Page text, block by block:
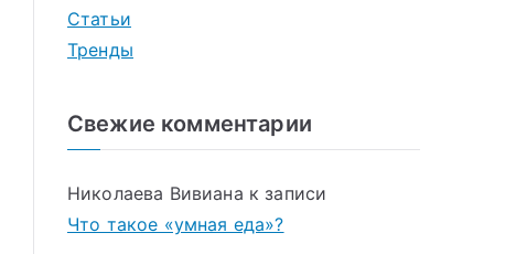
Статьи
Тренды
Свежие комментарии
Николаева Вивиана к записи
Что такое «умная еда»?